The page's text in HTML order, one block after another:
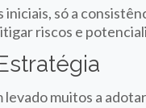
só a
riscos e
muitos a